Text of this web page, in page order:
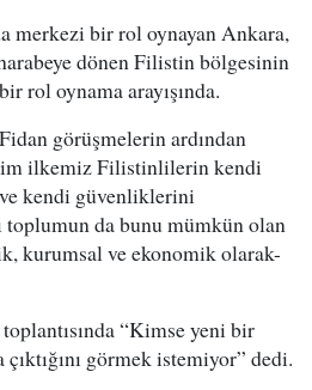
merkezi bir rol oynayan Ankara,
dönen Filistin bölgesinin
rol oynama arayışında.
görüşmelerin ardından
ilkemiz Filistinlilerin kendi
kendi güvenliklerini
toplumun da bunu mümkün olan
kurumsal ve ekonomik olarak-
“Kimse yeni bir
görmek istemiyor” dedi.